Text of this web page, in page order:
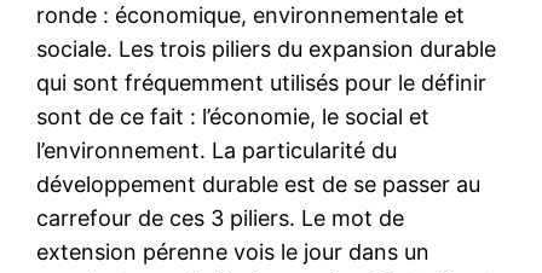
ronde : économique, environnementale et
sociale. Les trois piliers du expansion durable
qui sont fréquemment utilisés pour le définir
sont de ce fait : l’économie, le social et
l’environnement. La particularité du
développement durable est de se passer au
carrefour de ces 3 piliers. Le mot de
extension pérenne vois le jour dans un